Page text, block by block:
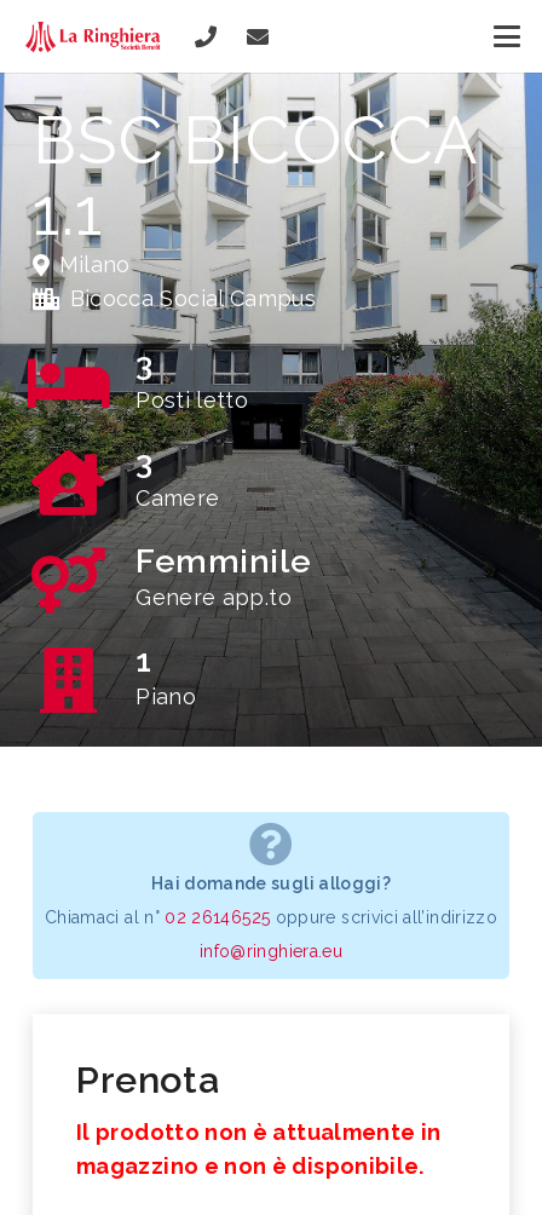
BSC BICOCCA
1.1
Milano
Bicocca Social Campus
3
Posti letto
3
Camere
Femminile
Genere app.to
1
Piano
Hai domande sugli alloggi?
Chiamaci al n° 02 26146525 oppure scrivici all’indirizzo
info@ringhiera.eu
Prenota
Il prodotto non è attualmente in
magazzino e non è disponibile.